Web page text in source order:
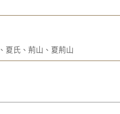
夏氏、荊山、夏荊山